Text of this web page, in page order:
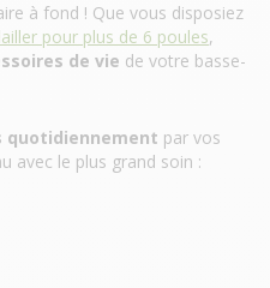
à fond ! Que vous disposiez
pour plus de 6 poules,
de vie de votre basse-
quotidiennement par vos
avec le plus grand soin :